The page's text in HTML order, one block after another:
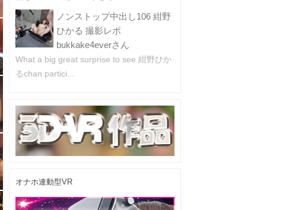
ノンストップ中出し106 紺野
ひかる 撮影レポ
bukkake4everさん
What a big great surprise to see 紺野ひか
るchan partici...
オナホ連動型VR